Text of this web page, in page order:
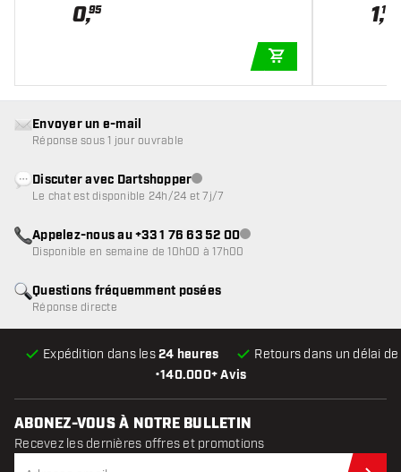
0,95 1,15
•140.000+ Avis
Expédition dans les24 heures Retours dans un délai de
Questions fréquemment posées
Réponse directe
Envoyer un e-mail
Réponse sous 1 jour ouvrable
Discuter avec DartshopperService client indisponible
Le chat est disponible 24h/24 et 7j/7
Appelez-nous au +33 1 76 63 52 00Service client indisponible
Disponible en semaine de 10h00 à 17h00
ABONEZ-VOUS À NOTRE BULLETIN
Recevez les dernières offres et promotions